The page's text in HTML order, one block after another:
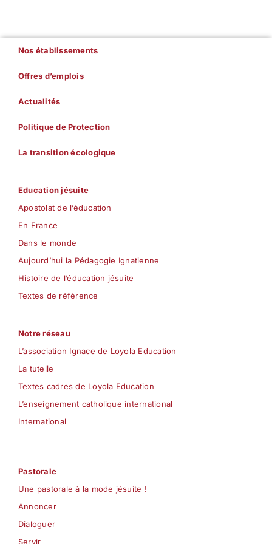
Nos établissements
Offres d’emplois
Actualités
Politique de Protection
La transition écologique
Education jésuite
Apostolat de l’éducation
En France
Dans le monde
Aujourd’hui la Pédagogie Ignatienne
Histoire de l’éducation jésuite
Textes de référence
Notre réseau
L’association Ignace de Loyola Education
La tutelle
Textes cadres de Loyola Education
L’enseignement catholique international
International
Pastorale
Une pastorale à la mode jésuite !
Annoncer
Dialoguer
Servir